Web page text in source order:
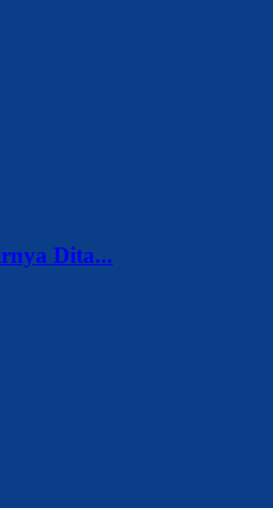
Dita...